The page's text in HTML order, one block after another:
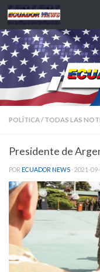
Saltar al contenido
POLÍTICA/ TODAS LAS
Presidente de
POR ECUADOR NEWS · 2021-09-